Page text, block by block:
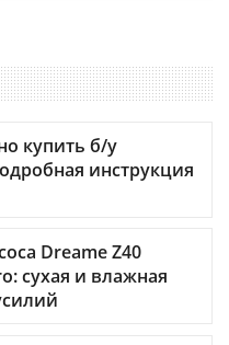
купить б/у
инструкция
Dreame Z40
сухая и влажная